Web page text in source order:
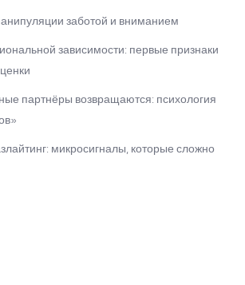
заботой и вниманием
зависимости: первые признаки
партнёры возвращаются: психология
микросигналы, которые сложно